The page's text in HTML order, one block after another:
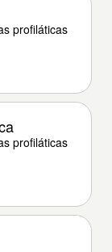
profiláticas
profiláticas